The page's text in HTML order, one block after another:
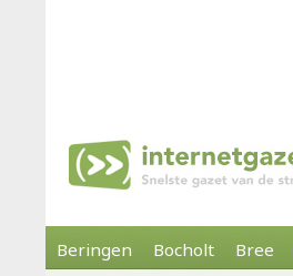
Beringen Bocholt Bree